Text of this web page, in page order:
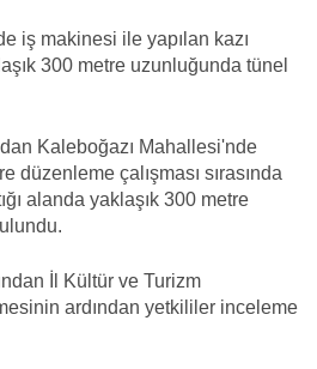
iş makinesi ile yapılan kazı
300 metre uzunluğunda tünel
Kaleboğazı Mahallesi'nde
düzenleme çalışması sırasında
alanda yaklaşık 300 metre
İl Kültür ve Turizm
ardından yetkililer inceleme